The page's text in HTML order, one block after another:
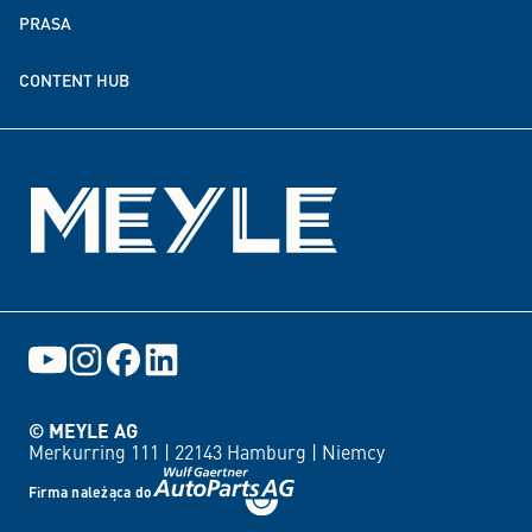
Wydarzenia
© MEYLE AG
Merkurring 111 | 22143 Hamburg | Niemcy
Firma należąca do
PRASA
CONTENT HUB